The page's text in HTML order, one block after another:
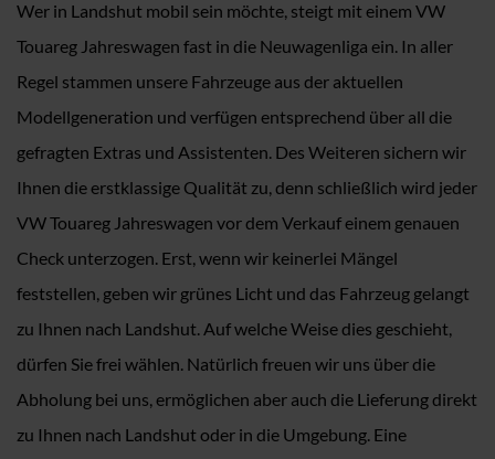
Wer in Landshut mobil sein möchte, steigt mit einem VW
Touareg Jahreswagen fast in die Neuwagenliga ein. In aller
Regel stammen unsere Fahrzeuge aus der aktuellen
Modellgeneration und verfügen entsprechend über all die
gefragten Extras und Assistenten. Des Weiteren sichern wir
Ihnen die erstklassige Qualität zu, denn schließlich wird jeder
VW Touareg Jahreswagen vor dem Verkauf einem genauen
Check unterzogen. Erst, wenn wir keinerlei Mängel
feststellen, geben wir grünes Licht und das Fahrzeug gelangt
zu Ihnen nach Landshut. Auf welche Weise dies geschieht,
dürfen Sie frei wählen. Natürlich freuen wir uns über die
Abholung bei uns, ermöglichen aber auch die Lieferung direkt
zu Ihnen nach Landshut oder in die Umgebung. Eine